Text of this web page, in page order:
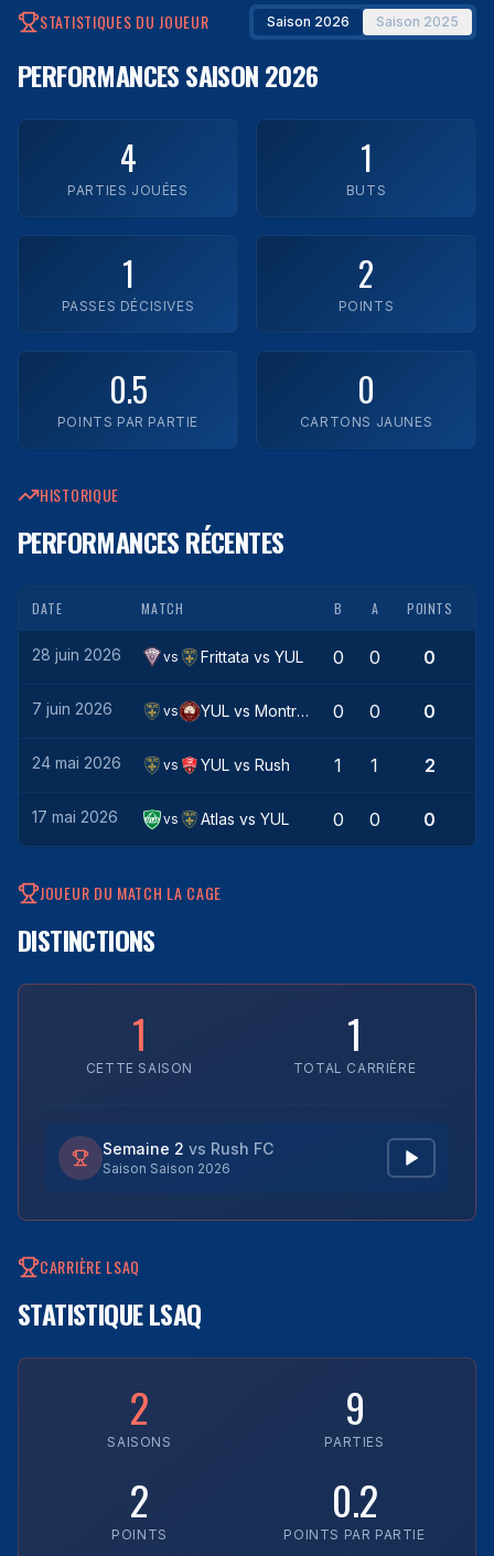
Impact Laval
Legends FC
Rush FC
STATISTIQUES DU JOUEUR Saison 2026 Saison 2025
PERFORMANCESSAISON 2026
4
PARTIES JOUÉES
1
BUTS
1
PASSES DÉCISIVES
2
POINTS
0.5
POINTS PAR PARTIE
0
CARTONS JAUNES
HISTORIQUE
PERFORMANCES RÉCENTES
DATE MATCH B A POINTS
28 juin 2026 vs Frittata vsYUL 0 0 0
7 juin 2026 vs YUL vsMontréal 0 0 0
24 mai 2026 vs YUL vsRush 1 1 2
17 mai 2026 vs Atlas vsYUL 0 0 0
JOUEUR DU MATCH LA CAGE
DISTINCTIONS
1
CETTE SAISON
1
TOTAL CARRIÈRE
Semaine 2 vs Rush FC
Saison Saison 2026
CARRIÈRE LSAQ
STATISTIQUE LSAQ
2
SAISONS
9
PARTIES
2
POINTS
0.2
POINTS PAR PARTIE